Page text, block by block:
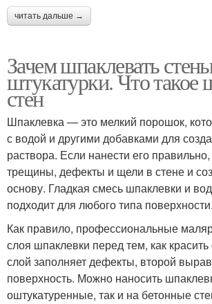
читать дальше →
Зачем шпаклевать
штукатурки. Что такое
стен
Шпаклевка — это мелкий порошок,
с водой и другими добавками для
раствора. Если нанести его
трещины, дефекты и щели в стене и
основу. Гладкая смесь шпаклевки и
подходит для любого типа поверхности.
Как правило, профессиональные
слоя шпаклевки перед тем, как
слой заполняет дефекты, второй
поверхность. Можно наносить
оштукатуренные, так и на бетонные